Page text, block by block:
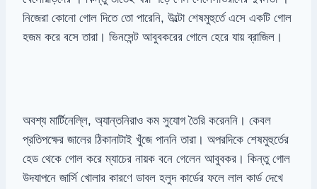
নিজেরা কোনো গোল দিতে তো পারেনি, উল্টো শেষমুহুর্তে এসে একটি গোল
হজম করে বসে তারা। ভিনসেন্ট আবুবকরের গোলে হেরে যায় ব্রাজিল।
অবশ্য মার্টিনেল্লি, অ্যান্তনিরাও কম সুযোগ তৈরি করেননি। কেবল
প্রতিপক্ষের জালের ঠিকানাটাই খুঁজে পাননি তারা। অপরদিকে শেষমুহুর্তের
হেড থেকে গোল করে ম্যাচের নায়ক বনে গেলেন আবুবকর। কিন্তু গোল
উদযাপনে জার্সি খোলার কারণে ডাবল হলুদ কার্ডের ফলে লাল কার্ড দেখে